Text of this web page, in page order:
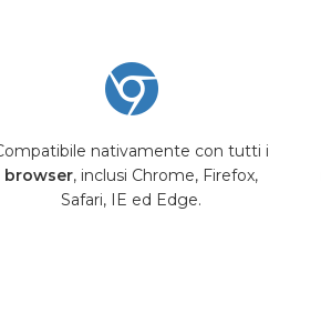
nativamente con tutti i
browser, inclusi Chrome, Firefox,
Safari, IE ed Edge.